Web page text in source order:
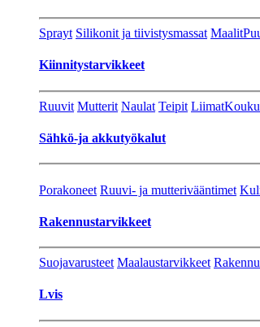
Sprayt Silikonit ja tiivistysmassat Maalit
Kiinnitystarvikkeet
Ruuvit Mutterit Naulat Teipit Liimat
Sähkö-ja akkutyökalut
Porakoneet Ruuvi- ja mutterivääntimet
Rakennustarvikkeet
Suojavarusteet Maalaustarvikkeet
Lvis